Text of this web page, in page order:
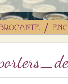
/